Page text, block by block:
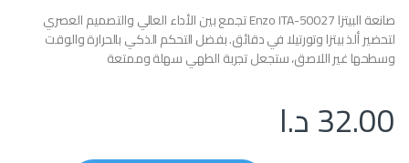
صانعة البيتزا Enzo ITA-50027 تجمع بين الأداء العالي والتصميم العصري
لتحضير ألذ بيتزا وتورتيلا في دقائق. بفضل التحكم الذكي بالحرارة والوقت
وسطحها غير اللاصق، ستجعل تجربة الطهي سهلة وممتعة
32.00د.ا